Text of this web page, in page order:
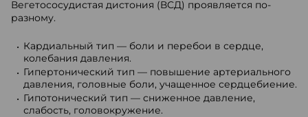
Вегетососудистая дистония (ВСД) проявляется по-
разному.
Кардиальный тип — боли и перебои в сердце,
колебания давления.
Гипертонический тип — повышение артериального
давления, головные боли, учащенное сердцебиение.
Гипотонический тип — сниженное давление,
слабость, головокружение.